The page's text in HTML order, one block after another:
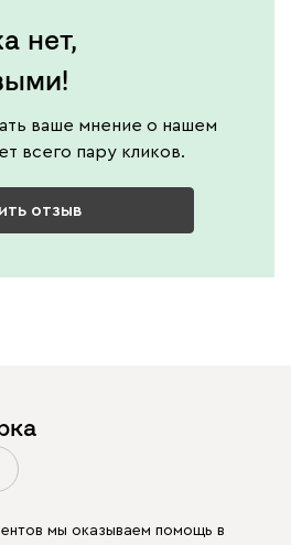
нет,
ваше мнение о нашем
всего пару кликов.
отзыв
мы оказываем помощь в